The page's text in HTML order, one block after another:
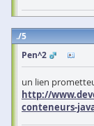
5
Pen^2
un lien
http://
conteneurs-